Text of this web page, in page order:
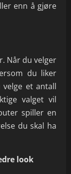
enn å gjøre
Når du velger
du liker
et antall
valget vil
spiller en
du skal ha
look